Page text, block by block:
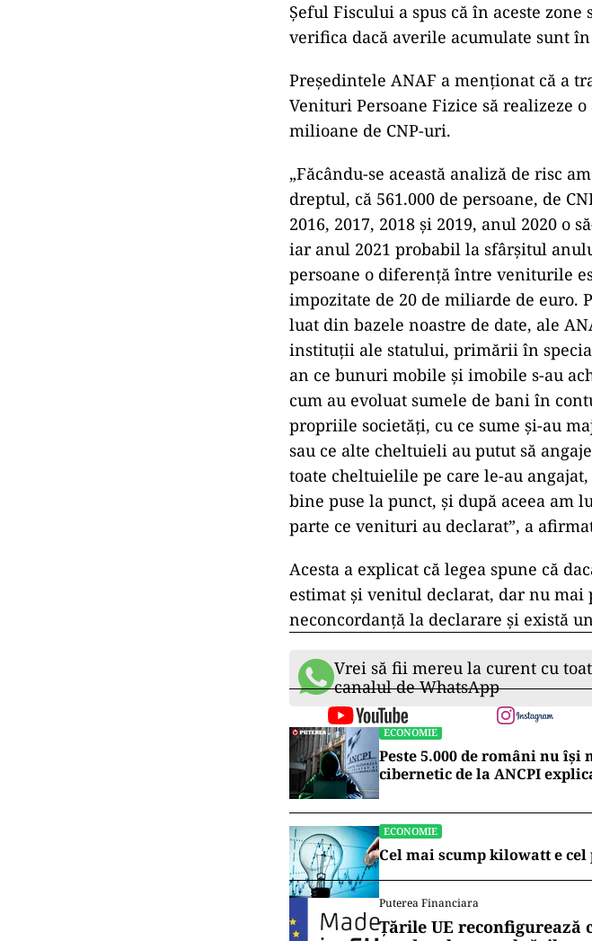
Șeful Fiscului a spus că în aceste
verifica dacă averile acumulate sunt
Preşedintele ANAF a menţionat că a
Venituri Persoane Fizice să realizeze
milioane de CNP-uri.
„Făcându-se această analiză de risc
dreptul, că 561.000 de persoane, de
2016, 2017, 2018 şi 2019, anul 2020
iar anul 2021 probabil la sfârşitul
persoane o diferenţă între veniturile
impozitate de 20 de miliarde de euro.
luat din bazele noastre de date, ale
instituţii ale statului, primării în
an ce bunuri mobile şi imobile s-au
cum au evoluat sumele de bani în
propriile societăţi, cu ce sume şi-au
sau ce alte cheltuieli au putut să
toate cheltuielile pe care le-au
bine puse la punct, şi după aceea am
parte ce venituri au declarat”, a
Acesta a explicat că legea spune că
estimat şi venitul declarat, dar nu mai
neconcordanţă la declarare şi există
Vrei să fii mereu la curent cu
canalul de WhatsApp
ECONOMIE
Peste 5.000 de români nu
cibernetic de la ANCPI
ECONOMIE
Cel mai scump kilowatt e
Puterea Financiara
Țările UE reconfigurează